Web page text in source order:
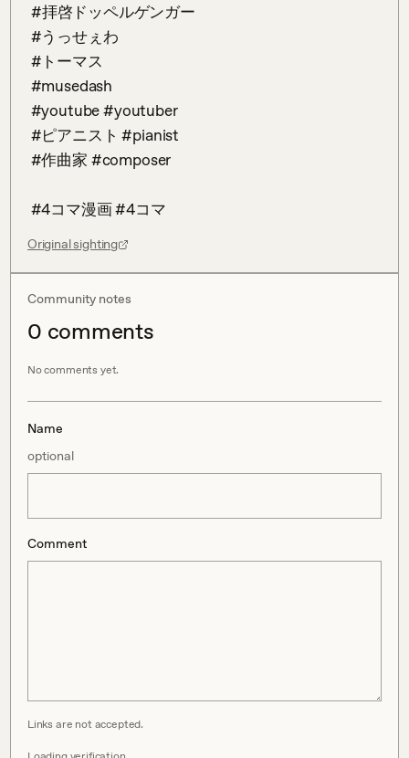
⁡ #うっせぇわ ⁡
⁡ #トーマス ⁡
⁡ #musedash ⁡⁡
⁡ #youtube #youtuber ⁡
⁡ #ピアニスト #pianist ⁡
⁡ #作曲家 #composer ⁡
⁡ #4コマ漫画 #4コマ
Original sighting
Community notes
0 comments
No comments yet.
Name
optional
Comment
Links are not accepted.